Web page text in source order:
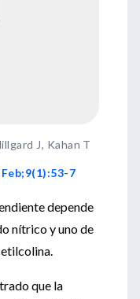
J, Kahan T
7
depende
nítrico y uno de
que la